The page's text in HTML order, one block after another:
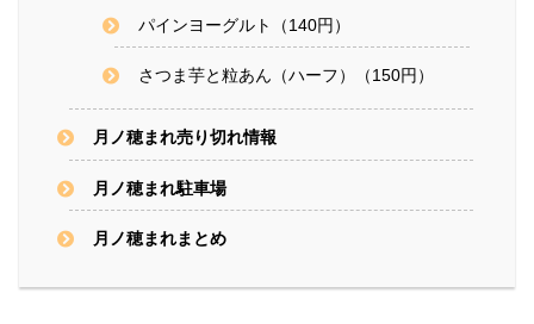
パインヨーグルト（140円）
さつま芋と粒あん（ハーフ）（150円）
月ノ穂まれ売り切れ情報
月ノ穂まれ駐車場
月ノ穂まれまとめ